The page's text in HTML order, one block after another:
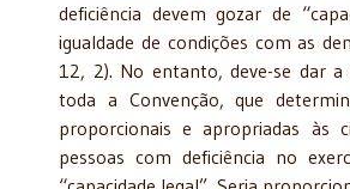
deficiência devem gozar de
igualdade de condições com as
12, 2). No entanto, deve-se dar a
toda a Convenção, que
proporcionais e apropriadas às
pessoas com deficiência no